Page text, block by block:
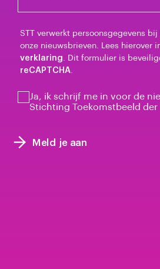
STT verwerkt persoonsgegevens
onze nieuwsbrieven. Lees hierover
verklaring. Dit formulier is
reCAPTCHA.
Ja, ik schrijf me in voor de
Stichting Toekomstbeeld der
Meld je aan